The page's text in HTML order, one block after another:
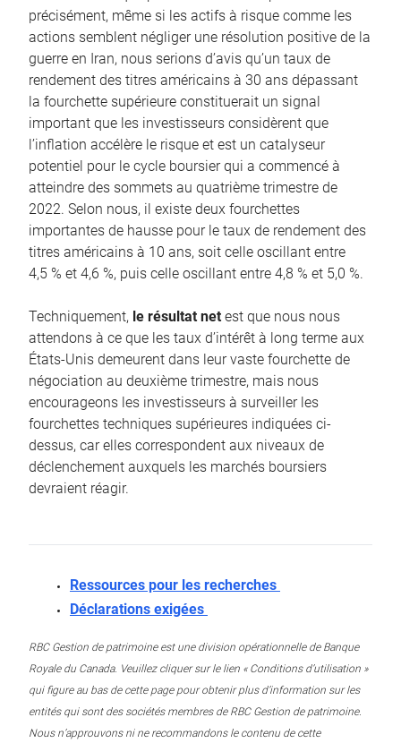
précisément, même si les actifs à risque comme les
actions semblent négliger une résolution positive de la
guerre en Iran, nous serions d’avis qu’un taux de
rendement des titres américains à 30 ans dépassant
la fourchette supérieure constituerait un signal
important que les investisseurs considèrent que
l’inflation accélère le risque et est un catalyseur
potentiel pour le cycle boursier qui a commencé à
atteindre des sommets au quatrième trimestre de
2022. Selon nous, il existe deux fourchettes
importantes de hausse pour le taux de rendement des
titres américains à 10 ans, soit celle oscillant entre
4,5 % et 4,6 %, puis celle oscillant entre 4,8 % et 5,0 %.
Techniquement, le résultat net est que nous nous
attendons à ce que les taux d’intérêt à long terme aux
États-Unis demeurent dans leur vaste fourchette de
négociation au deuxième trimestre, mais nous
encourageons les investisseurs à surveiller les
fourchettes techniques supérieures indiquées ci-
dessus, car elles correspondent aux niveaux de
déclenchement auxquels les marchés boursiers
devraient réagir.
Ressources pour les recherches
Déclarations exigées
RBC Gestion de patrimoine est une division opérationnelle de Banque
Royale du Canada. Veuillez cliquer sur le lien « Conditions d’utilisation »
qui figure au bas de cette page pour obtenir plus d’information sur les
entités qui sont des sociétés membres de RBC Gestion de patrimoine.
Nous n’approuvons ni ne recommandons le contenu de cette